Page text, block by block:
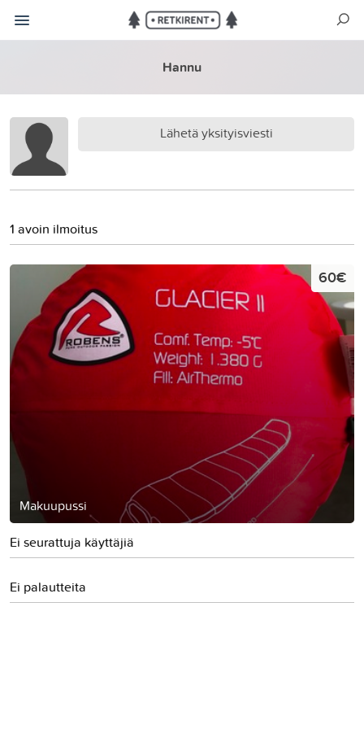
Hannu
Lähetä yksityisviesti
1 avoin ilmoitus
Makuupussi
60€
Ei seurattuja käyttäjiä
Ei palautteita